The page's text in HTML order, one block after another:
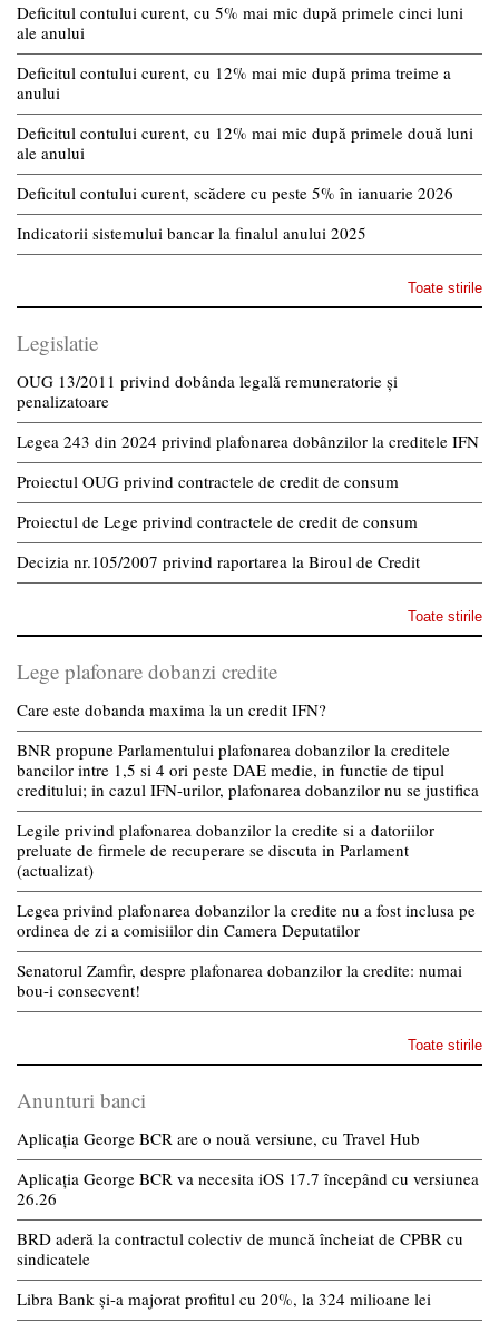
Deficitul contului curent, cu 5% mai mic după primele cinci luni
ale anului
Deficitul contului curent, cu 12% mai mic după prima treime a
anului
Deficitul contului curent, cu 12% mai mic după primele două luni
ale anului
Deficitul contului curent, scădere cu peste 5% în ianuarie 2026
Indicatorii sistemului bancar la finalul anului 2025
Toate stirile
Legislatie
OUG 13/2011 privind dobânda legală remuneratorie și
penalizatoare
Legea 243 din 2024 privind plafonarea dobânzilor la creditele IFN
Proiectul OUG privind contractele de credit de consum
Proiectul de Lege privind contractele de credit de consum
Decizia nr.105/2007 privind raportarea la Biroul de Credit
Toate stirile
Lege plafonare dobanzi credite
Care este dobanda maxima la un credit IFN?
BNR propune Parlamentului plafonarea dobanzilor la creditele
bancilor intre 1,5 si 4 ori peste DAE medie, in functie de tipul
creditului; in cazul IFN-urilor, plafonarea dobanzilor nu se justifica
Legile privind plafonarea dobanzilor la credite si a datoriilor
preluate de firmele de recuperare se discuta in Parlament
(actualizat)
Legea privind plafonarea dobanzilor la credite nu a fost inclusa pe
ordinea de zi a comisiilor din Camera Deputatilor
Senatorul Zamfir, despre plafonarea dobanzilor la credite: numai
bou-i consecvent!
Toate stirile
Anunturi banci
Aplicația George BCR are o nouă versiune, cu Travel Hub
Aplicația George BCR va necesita iOS 17.7 începând cu versiunea
26.26
BRD aderă la contractul colectiv de muncă încheiat de CPBR cu
sindicatele
Libra Bank și-a majorat profitul cu 20%, la 324 milioane lei